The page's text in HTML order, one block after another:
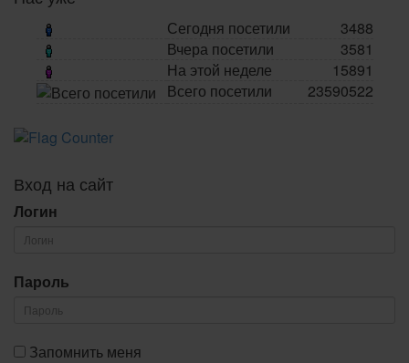
Сегодня посетили
3488
Вчера посетили
3581
На этой неделе
15891
Всего посетили
23590522
Вход на сайт
Логин
Пароль
Запомнить меня